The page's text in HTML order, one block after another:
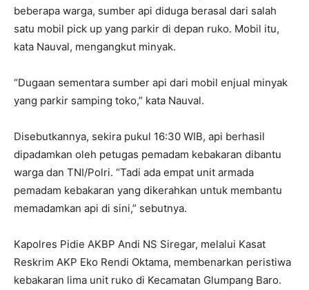
beberapa warga, sumber api diduga berasal dari salah
satu mobil pick up yang parkir di depan ruko. Mobil itu,
kata Nauval, mengangkut minyak.
“Dugaan sementara sumber api dari mobil enjual minyak
yang parkir samping toko,” kata Nauval.
Disebutkannya, sekira pukul 16:30 WIB, api berhasil
dipadamkan oleh petugas pemadam kebakaran dibantu
warga dan TNI/Polri. “Tadi ada empat unit armada
pemadam kebakaran yang dikerahkan untuk membantu
memadamkan api di sini,” sebutnya.
Kapolres Pidie AKBP Andi NS Siregar, melalui Kasat
Reskrim AKP Eko Rendi Oktama, membenarkan peristiwa
kebakaran lima unit ruko di Kecamatan Glumpang Baro.